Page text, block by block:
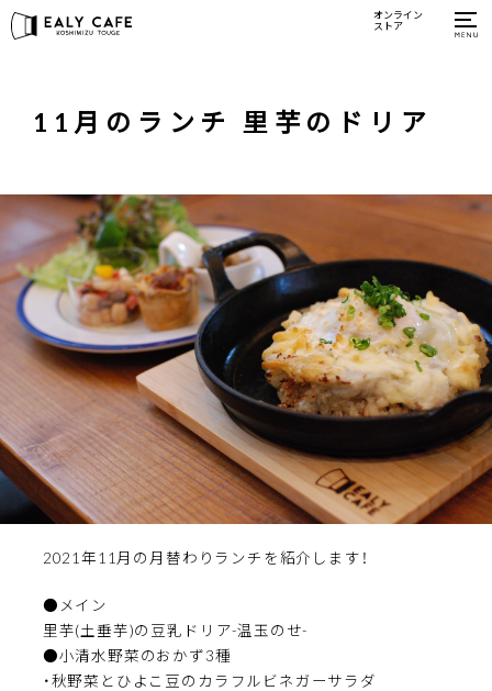
オンライン
ストア
11月のランチ 里芋のドリア
2021年11月の月替わりランチを紹介します！
●メイン
里芋(土垂芋)の豆乳ドリア-温玉のせ-
●小清水野菜のおかず3種
・秋野菜とひよこ豆のカラフルビネガーサラダ